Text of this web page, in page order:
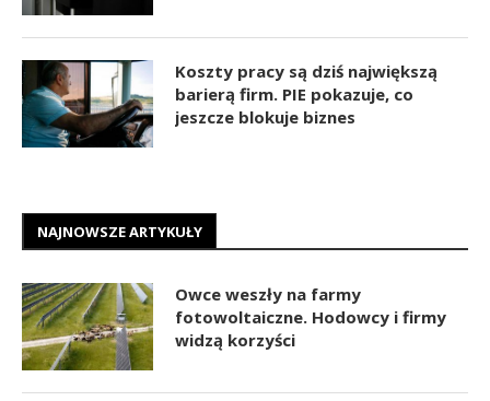
Koszty pracy są dziś największą
barierą firm. PIE pokazuje, co
jeszcze blokuje biznes
NAJNOWSZE ARTYKUŁY
Owce weszły na farmy
fotowoltaiczne. Hodowcy i firmy
widzą korzyści